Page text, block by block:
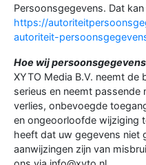
Persoonsgegevens. Dat
https://
autoriteit-
Hoe wij
XYTO Media B.V. neemt de
serieus en neemt passende
verlies, onbevoegde
en ongeoorloofde wijziging
heeft dat uw gegevens niet
aanwijzingen zijn van